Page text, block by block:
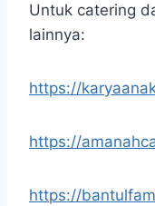
Untuk catering
lainnya:
https://
https://
https://